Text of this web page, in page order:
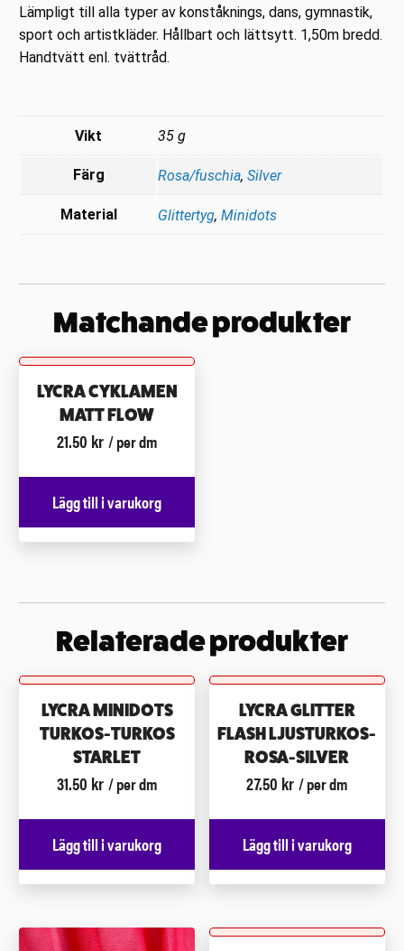
Lämpligt till alla typer av konståknings, dans, gymnastik,
sport och artistkläder. Hållbart och lättsytt. 1,50m bredd.
Handtvätt enl. tvättråd.
Vikt 35 g
Färg Rosa/fuschia,Silver
Material Glittertyg,Minidots
Matchande produkter
LYCRA CYKLAMEN
MATT FLOW
21.50 kr / per dm
Lägg till i varukorg
Relaterade produkter
LYCRA MINIDOTS
TURKOS-TURKOS
STARLET
31.50 kr / per dm
Lägg till i varukorg
LYCRA GLITTER
FLASH LJUSTURKOS-
ROSA-SILVER
27.50 kr / per dm
Lägg till i varukorg